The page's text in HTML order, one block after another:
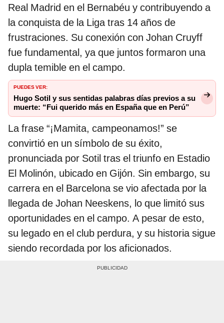
Real Madrid en el Bernabéu y contribuyendo a
la conquista de la Liga tras 14 años de
frustraciones. Su conexión con Johan Cruyff
fue fundamental, ya que juntos formaron una
dupla temible en el campo.
PUEDES VER:
Hugo Sotil y sus sentidas palabras días previos a su
muerte: “Fui querido más en España que en Perú”
La frase “¡Mamita, campeonamos!” se
convirtió en un símbolo de su éxito,
pronunciada por Sotil tras el triunfo en Estadio
El Molinón, ubicado en Gijón. Sin embargo, su
carrera en el Barcelona se vio afectada por la
llegada de Johan Neeskens, lo que limitó sus
oportunidades en el campo. A pesar de esto,
su legado en el club perdura, y su historia sigue
siendo recordada por los aficionados.